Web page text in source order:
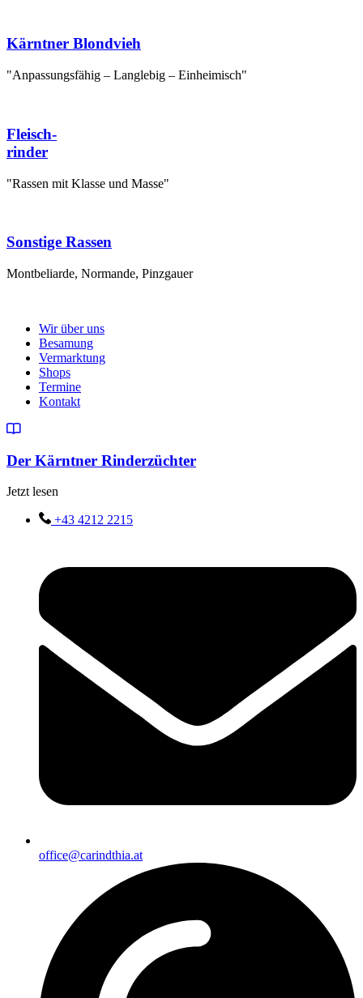
Kärntner Blondvieh
"Anpassungsfähig – Langlebig – Einheimisch"
Fleisch-
rinder
"Rassen mit Klasse und Masse"
Sonstige Rassen
Montbeliarde, Normande, Pinzgauer
Wir über uns
Besamung
Vermarktung
Shops
Termine
Kontakt
Der Kärntner Rinderzüchter
Jetzt lesen
+43 4212 2215
office@carindthia.at